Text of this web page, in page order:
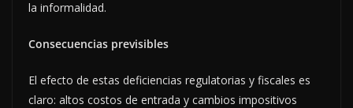
la informalidad.
Consecuencias previsibles
El efecto de estas deficiencias regulatorias y fiscales es
claro: altos costos de entrada y cambios impositivos